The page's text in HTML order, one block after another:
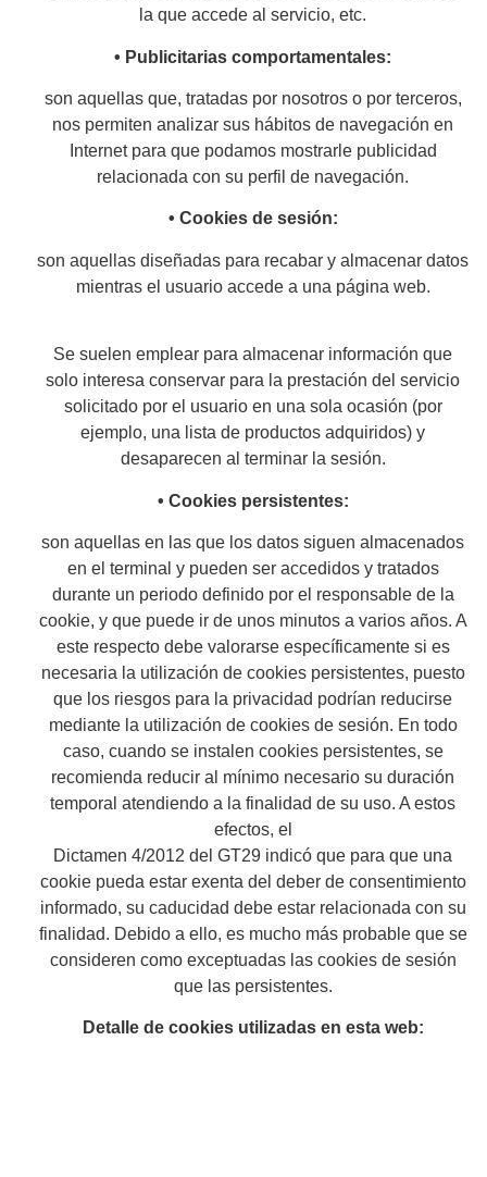
la que accede al servicio, etc.
• Publicitarias comportamentales:
son aquellas que, tratadas por nosotros o por terceros,
nos permiten analizar sus hábitos de navegación en
Internet para que podamos mostrarle publicidad
relacionada con su perfil de navegación.
• Cookies de sesión:
son aquellas diseñadas para recabar y almacenar datos
mientras el usuario accede a una página web.
Se suelen emplear para almacenar información que
solo interesa conservar para la prestación del servicio
solicitado por el usuario en una sola ocasión (por
ejemplo, una lista de productos adquiridos) y
desaparecen al terminar la sesión.
• Cookies persistentes:
son aquellas en las que los datos siguen almacenados
en el terminal y pueden ser accedidos y tratados
durante un periodo definido por el responsable de la
cookie, y que puede ir de unos minutos a varios años. A
este respecto debe valorarse específicamente si es
necesaria la utilización de cookies persistentes, puesto
que los riesgos para la privacidad podrían reducirse
mediante la utilización de cookies de sesión. En todo
caso, cuando se instalen cookies persistentes, se
recomienda reducir al mínimo necesario su duración
temporal atendiendo a la finalidad de su uso. A estos
efectos, el
Dictamen 4/2012 del GT29 indicó que para que una
cookie pueda estar exenta del deber de consentimiento
informado, su caducidad debe estar relacionada con su
finalidad. Debido a ello, es mucho más probable que se
consideren como exceptuadas las cookies de sesión
que las persistentes.
Detalle de cookies utilizadas en esta web: